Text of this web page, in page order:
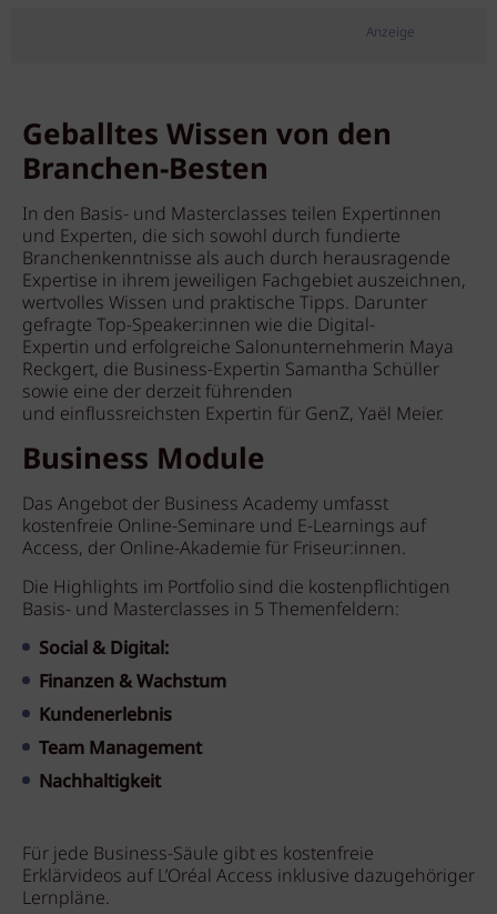
Anzeige
Geballtes Wissen von den
Branchen-Besten
In den Basis- und Masterclasses teilen Expertinnen
und Experten, die sich sowohl durch fundierte
Branchenkenntnisse als auch durch herausragende
Expertise in ihrem jeweiligen Fachgebiet auszeichnen,
wertvolles Wissen und praktische Tipps. Darunter
gefragte Top-Speaker:innen wie die Digital-
Expertin und erfolgreiche Salonunternehmerin Maya
Reckgert, die Business-Expertin Samantha Schüller
sowie eine der derzeit führenden
und einflussreichsten Expertin für GenZ, Yaël Meier.
Business Module
Das Angebot der Business Academy umfasst
kostenfreie Online-Seminare und E-Learnings auf
Access, der Online-Akademie für Friseur:innen.
Die Highlights im Portfolio sind die kostenpflichtigen
Basis- und Masterclasses in 5 Themenfeldern:
Social & Digital:
Finanzen & Wachstum
Kundenerlebnis
Team Management
Nachhaltigkeit
Für jede Business-Säule gibt es kostenfreie
Erklärvideos auf L’Oréal Access inklusive dazugehöriger
Lernpläne.